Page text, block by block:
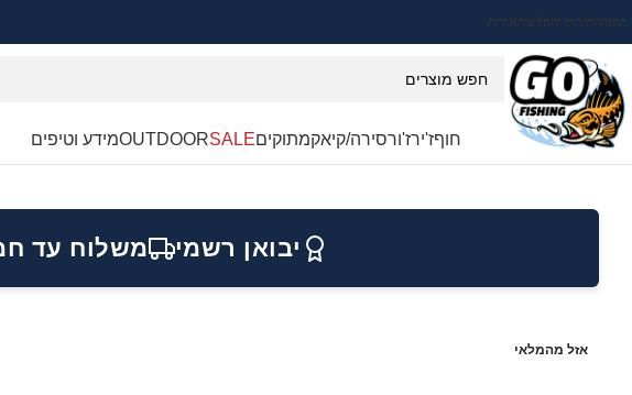
תקנוןהחזרות והחלפותאודות
חוףז'ירז'ורסירה/קיאקמתוקיםSALE
OUTDOORמידע וטיפים
יבואן רשמי משלוח עד
אזל מהמלאי